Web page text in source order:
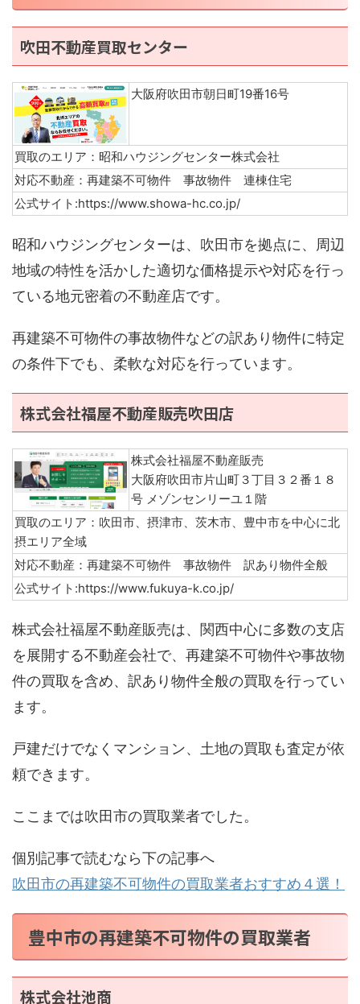
吹田不動産買取センター
大阪府吹田市朝日町19番16号
買取のエリア：昭和ハウジングセンター株式会社
対応不動産：再建築不可物件 事故物件 連棟住宅
公式サイト:https://www.showa-hc.co.jp/
昭和ハウジングセンターは、吹田市を拠点に、周辺
地域の特性を活かした適切な価格提示や対応を行っ
ている地元密着の不動産店です。
再建築不可物件の事故物件などの訳あり物件に特定
の条件下でも、柔軟な対応を行っています。
株式会社福屋不動産販売吹田店
株式会社福屋不動産販売
大阪府吹田市片山町３丁目３２番１８
号 メゾンセンリーユ１階
買取のエリア：吹田市、摂津市、茨木市、豊中市を中心に北
摂エリア全域
対応不動産：再建築不可物件 事故物件 訳あり物件全般
公式サイト:https://www.fukuya-k.co.jp/
株式会社福屋不動産販売は、関西中心に多数の支店
を展開する不動産会社で、再建築不可物件や事故物
件の買取を含め、訳あり物件全般の買取を行ってい
ます。
戸建だけでなくマンション、土地の買取も査定が依
頼できます。
ここまでは吹田市の買取業者でした。
個別記事で読むなら下の記事へ
吹田市の再建築不可物件の買取業者おすすめ４選！
豊中市の再建築不可物件の買取業者
株式会社池商